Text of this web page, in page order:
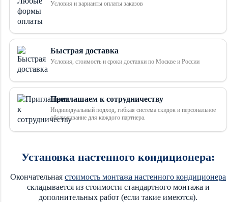
Условия и варианты оплаты заказов
Быстрая доставка
Условия, стоимость и сроки доставки по Москве и России
Приглашаем к сотрудничеству
Индивидуальный подход, гибкая система скидок и персональное
обслуживание для каждого партнера.
Установка настенного кондиционера:
Окончательная стоимость монтажа настенного кондиционера
складывается из стоимости стандартного монтажа и
дополнительных работ (если такие имеются).